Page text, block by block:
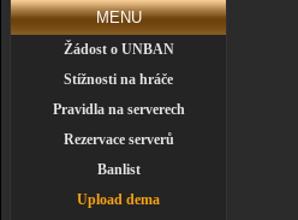
MENU
Žádost o UNBAN
Stížnosti na hráče
Pravidla na serverech
Rezervace serverů
Banlist
Upload dema